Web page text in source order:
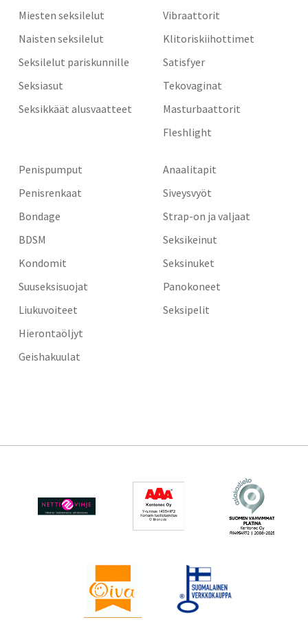
Miesten seksilelut
Naisten seksilelut
Seksilelut pariskunnille
Seksiasut
Seksikkäät alusvaatteet
Vibraattorit
Klitoriskiihottimet
Satisfyer
Tekovaginat
Masturbaattorit
Fleshlight
Penispumput
Penisrenkaat
Bondage
BDSM
Kondomit
Suuseksisuojat
Liukuvoiteet
Hierontaöljyt
Geishakuulat
Anaalitapit
Siveysvyöt
Strap-on ja valjaat
Seksikeinut
Seksinuket
Panokoneet
Seksipelit